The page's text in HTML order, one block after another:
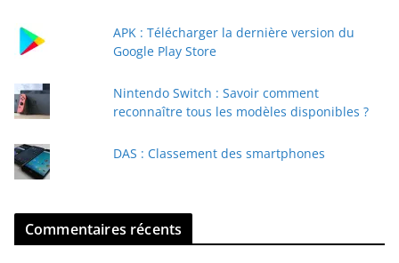
a
APK : Télécharger la dernière version du
Google Play Store
Nintendo Switch : Savoir comment
reconnaître tous les modèles disponibles ?
DAS : Classement des smartphones
Commentaires récents